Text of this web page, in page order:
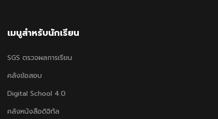
เมนูสำหรับนักเรียน
SGS ตรวจผลการเรียน
คลังข้อสอบ
Digital School 4.0
คลังหนังสือดิจิทัล